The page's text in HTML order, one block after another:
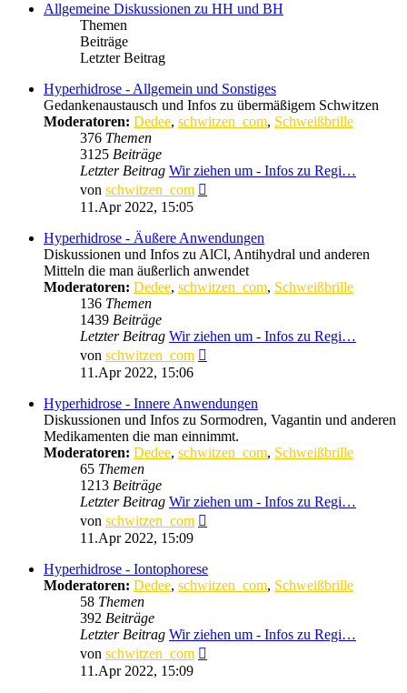
Allgemeine Diskussionen zu HH und BH
Themen
Beiträge
Letzter Beitrag
Hyperhidrose - Allgemein und Sonstiges
Gedankenaustausch und Infos zu übermäßigem Schwitzen
Moderatoren: Dedee, schwitzen_com, Schweißbrille
376 Themen
3125 Beiträge
Letzter Beitrag Wir ziehen um - Infos zu Regi…
von schwitzen_com
11.Apr 2022, 15:05
Hyperhidrose - Äußere Anwendungen
Diskussionen und Infos zu AlCl, Antihydral und anderen
Mitteln die man äußerlich anwendet
Moderatoren: Dedee, schwitzen_com, Schweißbrille
136 Themen
1439 Beiträge
Letzter Beitrag Wir ziehen um - Infos zu Regi…
von schwitzen_com
11.Apr 2022, 15:06
Hyperhidrose - Innere Anwendungen
Diskussionen und Infos zu Sormodren, Vagantin und anderen
Medikamenten die man einnimmt.
Moderatoren: Dedee, schwitzen_com, Schweißbrille
65 Themen
1213 Beiträge
Letzter Beitrag Wir ziehen um - Infos zu Regi…
von schwitzen_com
11.Apr 2022, 15:09
Hyperhidrose - Iontophorese
Moderatoren: Dedee, schwitzen_com, Schweißbrille
58 Themen
392 Beiträge
Letzter Beitrag Wir ziehen um - Infos zu Regi…
von schwitzen_com
11.Apr 2022, 15:09